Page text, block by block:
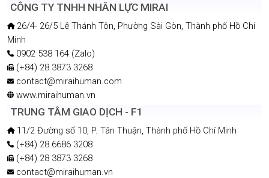
CÔNG TY TNHH NHÂN LỰC MIRAI
26/4- 26/5 Lê Thánh Tôn, Phường Sài Gòn, Thành phố Hồ Chí
Minh
0902 538 164 (Zalo)
(+84) 28 3873 3268
contact@miraihuman.com
www.miraihuman.vn
TRUNG TÂM GIAO DỊCH - F1
11/2 Đường số 10, P. Tân Thuận, Thành phố Hồ Chí Minh
(+84) 28 6686 3208
(+84) 28 3873 3268
contact@miraihuman.vn